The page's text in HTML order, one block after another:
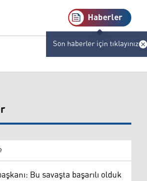
Haberler
Son haberler için tıklayınız
Bu savaşta başarılı olduk